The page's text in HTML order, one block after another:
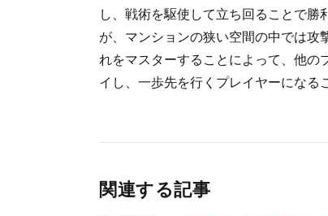
し、戦術を駆使して立ち回ることで
が、マンションの狭い空間の中では攻
れをマスターすることによって、他の
イし、一歩先を行くプレイヤーになる
関連する記事